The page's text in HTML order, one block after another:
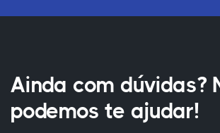
Ainda com dúvidas?
podemos te ajudar!